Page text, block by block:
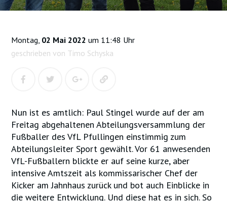
Montag, 02 Mai 2022 um 11:48 Uhr
geschrieben von Timo Schyska
Nun ist es amtlich: Paul Stingel wurde auf der am
Freitag abgehaltenen Abteilungsversammlung der
Fußballer des VfL Pfullingen einstimmig zum
Abteilungsleiter Sport gewählt. Vor 61 anwesenden
VfL-Fußballern blickte er auf seine kurze, aber
intensive Amtszeit als kommissarischer Chef der
Kicker am Jahnhaus zurück und bot auch Einblicke in
die weitere Entwicklung. Und diese hat es in sich. So